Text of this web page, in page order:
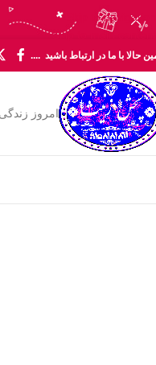
Skip to navigation
Skip to main content
حالا با ما در ارتباط باشید ....
امروز